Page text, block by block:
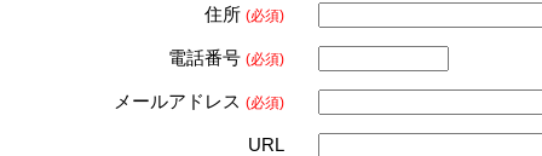
住所 (必須)
電話番号 (必須)
メールアドレス (必須)
URL